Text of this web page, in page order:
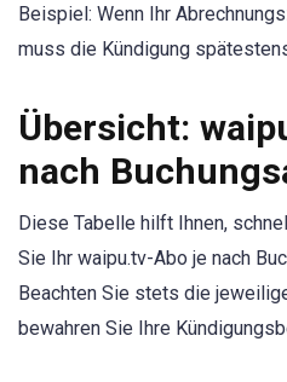
Beispiel: Wenn Ihr
muss die Kündigung
Übersicht:
nach
Diese Tabelle hilft Ihnen,
Sie Ihr waipu.tv-Abo je nach
Beachten Sie stets die
bewahren Sie Ihre